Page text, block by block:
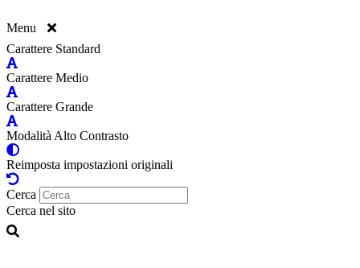
Menu
Carattere Standard
Carattere Medio
Carattere Grande
Modalità Alto Contrasto
Reimposta impostazioni originali
Cerca
Cerca nel sito